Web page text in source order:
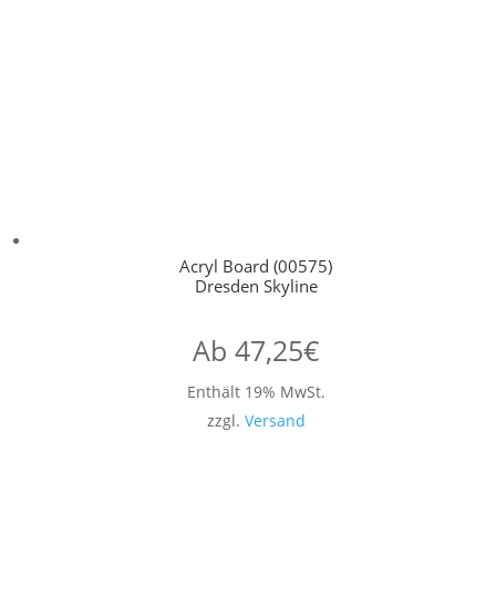
Acryl Board (00575)
Dresden Skyline
Ab 47,25€
Enthält 19% MwSt.
zzgl. Versand